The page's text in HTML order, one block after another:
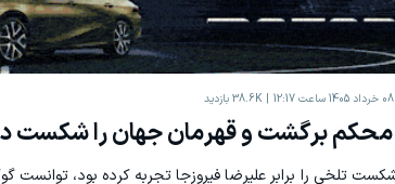
08 خرداد 1405 ساعت 12:17 38.6K بازدید
محکم برگشت و قهرمان جهان را شکست
تلخی را برابر علیرضا فیروزجا تجربه کرده بود، توانست
رفتن ارزش سهام گوگل سود کسب کنی؟
کنید
میدونستی میتونی روی سهام